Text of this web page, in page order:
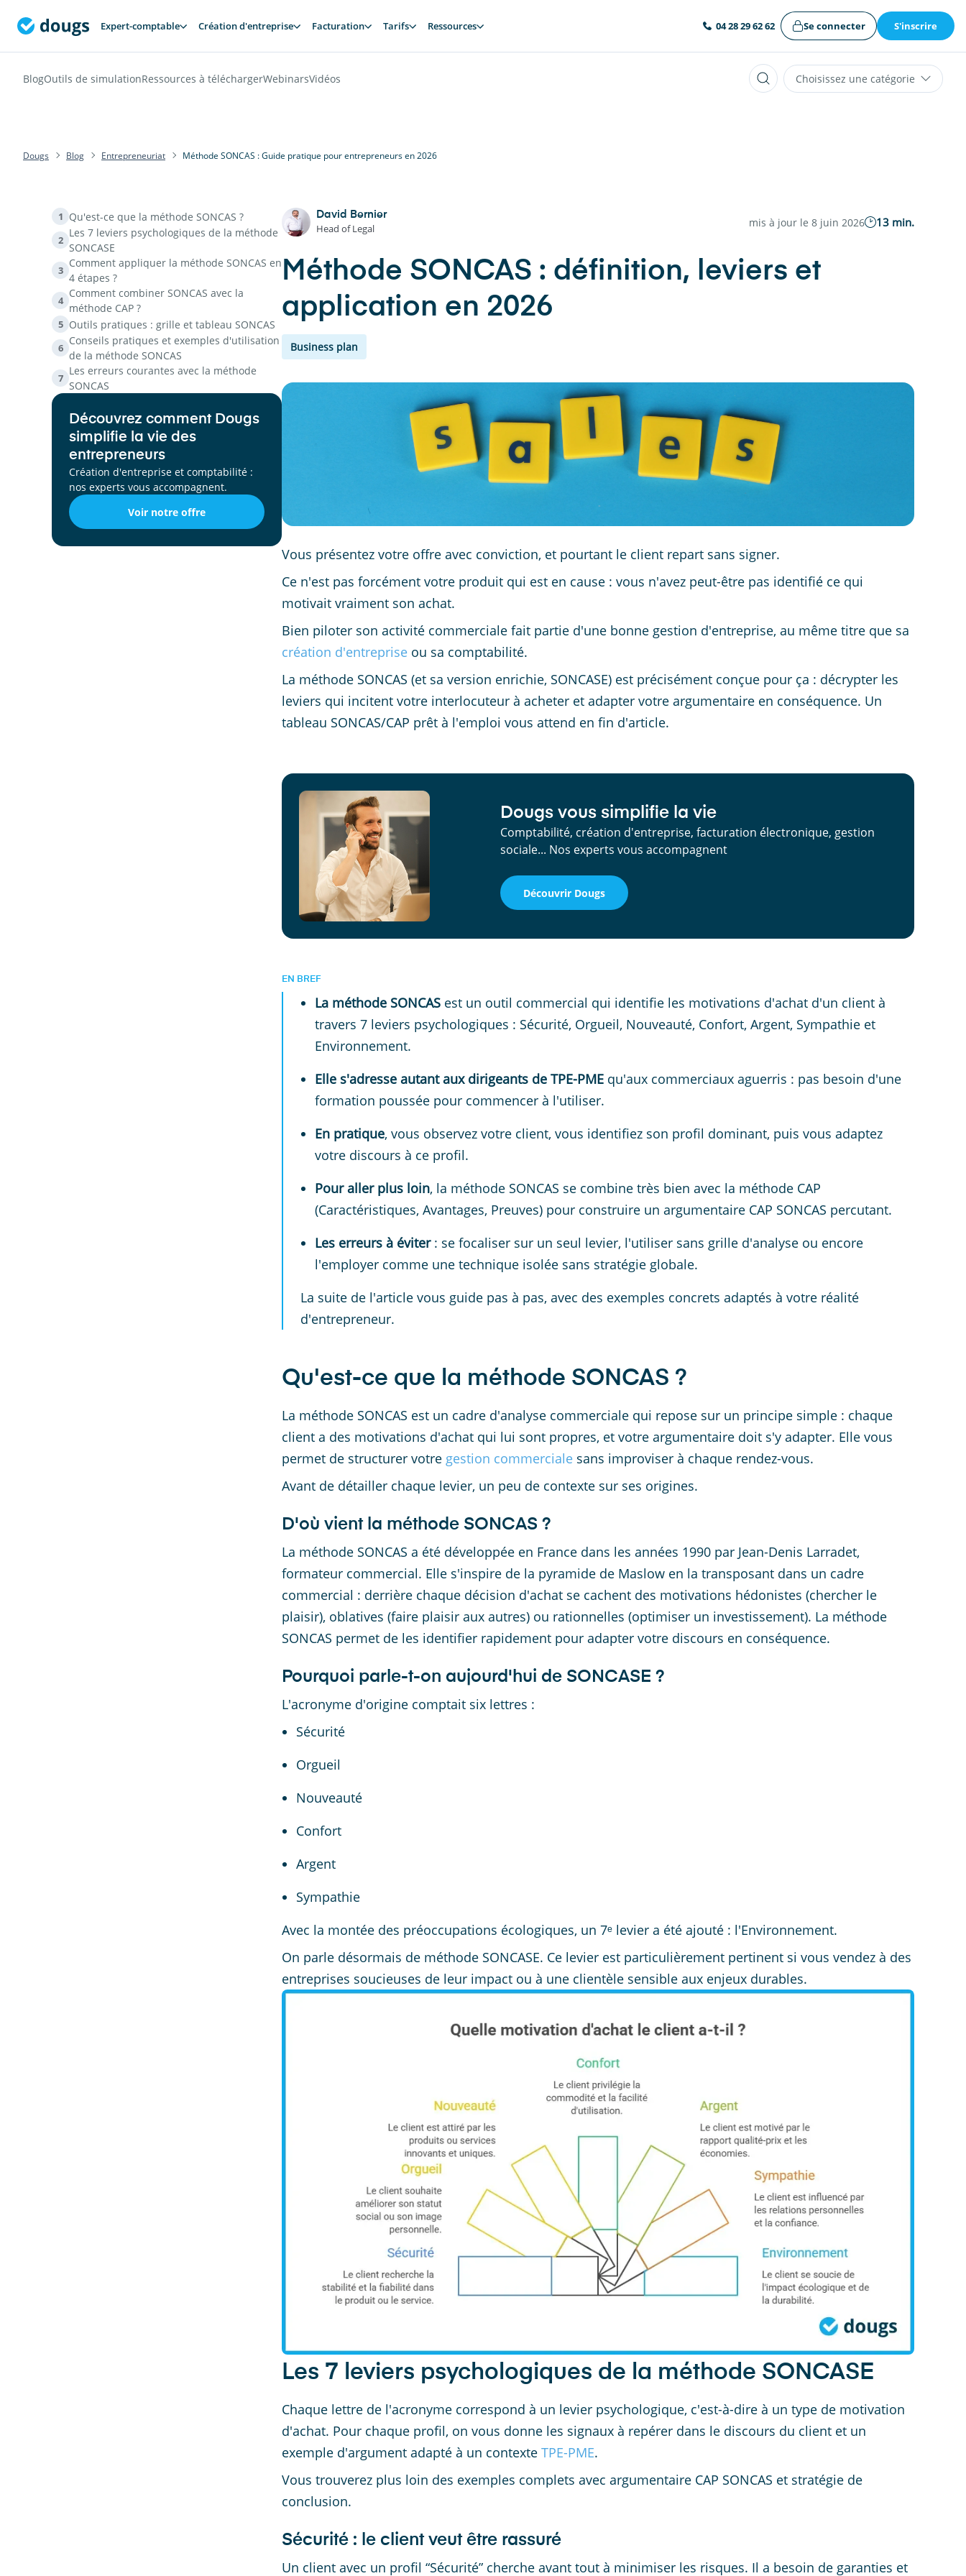
Expert-comptable Création d'entreprise Facturation Tarifs Ressources 04 28 29 62 62 Se connecter S'inscrire
BlogOutils de simulationRessources à téléchargerWebinarsVidéos Choisissez une catégorie
Dougs Blog Entrepreneuriat Méthode SONCAS : Guide pratique pour entrepreneurs en 2026
1 Qu'est-ce que la méthode SONCAS ?
2
Les 7 leviers psychologiques de la méthode
SONCASE
3
Comment appliquer la méthode SONCAS en
4 étapes ?
4
Comment combiner SONCAS avec la
méthode CAP ?
5 Outils pratiques : grille et tableau SONCAS
6
Conseils pratiques et exemples d'utilisation
de la méthode SONCAS
7
Les erreurs courantes avec la méthode
SONCAS
Découvrez comment Dougs
simplifie la vie des
entrepreneurs
Création d'entreprise et comptabilité :
nos experts vous accompagnent.
Voir notre offre
David Bernier
Head of Legal mis à jour le 8 juin 2026 13 min.
Méthode SONCAS : définition, leviers et
application en 2026
Business plan
Vous présentez votre offre avec conviction, et pourtant le client repart sans signer.
Ce n'est pas forcément votre produit qui est en cause : vous n'avez peut-être pas identifié ce qui
motivait vraiment son achat.
Bien piloter son activité commerciale fait partie d'une bonne gestion d'entreprise, au même titre que sa
création d'entreprise ou sa comptabilité.
La méthode SONCAS (et sa version enrichie, SONCASE) est précisément conçue pour ça : décrypter les
leviers qui incitent votre interlocuteur à acheter et adapter votre argumentaire en conséquence. Un
tableau SONCAS/CAP prêt à l'emploi vous attend en fin d'article.
Dougs vous simplifie la vie
Comptabilité, création d'entreprise, facturation électronique, gestion
sociale... Nos experts vous accompagnent
Découvrir Dougs
EN BREF
La méthode SONCAS est un outil commercial qui identifie les motivations d'achat d'un client à
travers 7 leviers psychologiques : Sécurité, Orgueil, Nouveauté, Confort, Argent, Sympathie et
Environnement.
Elle s'adresse autant aux dirigeants de TPE-PME qu'aux commerciaux aguerris : pas besoin d'une
formation poussée pour commencer à l'utiliser.
En pratique, vous observez votre client, vous identifiez son profil dominant, puis vous adaptez
votre discours à ce profil.
Pour aller plus loin, la méthode SONCAS se combine très bien avec la méthode CAP
(Caractéristiques, Avantages, Preuves) pour construire un argumentaire CAP SONCAS percutant.
Les erreurs à éviter: se focaliser sur un seul levier, l'utiliser sans grille d'analyse ou encore
l'employer comme une technique isolée sans stratégie globale.
La suite de l'article vous guide pas à pas, avec des exemples concrets adaptés à votre réalité
d'entrepreneur.
Qu'est-ce que la méthode SONCAS ?
La méthode SONCAS est un cadre d'analyse commerciale qui repose sur un principe simple : chaque
client a des motivations d'achat qui lui sont propres, et votre argumentaire doit s'y adapter. Elle vous
permet de structurer votre gestion commerciale sans improviser à chaque rendez-vous.
Avant de détailler chaque levier, un peu de contexte sur ses origines.
D'où vient la méthode SONCAS ?
La méthode SONCAS a été développée en France dans les années 1990 par Jean-Denis Larradet,
formateur commercial. Elle s'inspire de la pyramide de Maslow en la transposant dans un cadre
commercial : derrière chaque décision d'achat se cachent des motivations hédonistes (chercher le
plaisir), oblatives (faire plaisir aux autres) ou rationnelles (optimiser un investissement). La méthode
SONCAS permet de les identifier rapidement pour adapter votre discours en conséquence.
Pourquoi parle-t-on aujourd'hui de SONCASE ?
L'acronyme d'origine comptait six lettres :
Sécurité
Orgueil
Nouveauté
Confort
Argent
Sympathie
Avec la montée des préoccupations écologiques, un 7ᵉ levier a été ajouté : l'Environnement.
On parle désormais de méthode SONCASE. Ce levier est particulièrement pertinent si vous vendez à des
entreprises soucieuses de leur impact ou à une clientèle sensible aux enjeux durables.
Les 7 leviers psychologiques de la méthode SONCASE
Chaque lettre de l'acronyme correspond à un levier psychologique, c'est-à-dire à un type de motivation
d'achat. Pour chaque profil, on vous donne les signaux à repérer dans le discours du client et un
exemple d'argument adapté à un contexte TPE-PME.
Vous trouverez plus loin des exemples complets avec argumentaire CAP SONCAS et stratégie de
conclusion.
Sécurité : le client veut être rassuré
Un client avec un profil “Sécurité” cherche avant tout à minimiser les risques. Il a besoin de garanties et